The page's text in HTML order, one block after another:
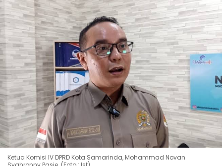
Ketua Komisi IV DPRD Kota Samarinda, Mohammad Novan